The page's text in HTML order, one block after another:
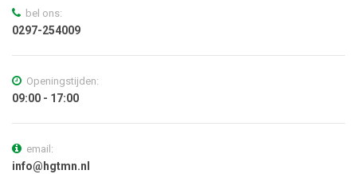
bel ons:
0297-254009
Openingstijden:
09:00 - 17:00
email:
info@hgtmn.nl